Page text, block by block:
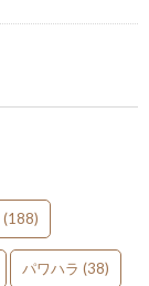
(188)
パワハラ (38)